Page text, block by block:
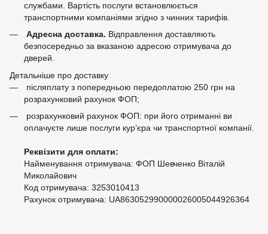
службами. Вартість послуги встановлюється
транспортними компаніями згідно з чинних тарифів.
Адресна доставка. Відправлення доставляють
безпосередньо за вказаною адресою отримувача до
дверей.
Детальніше про доставку
післяплату з попередньою передоплатою 250 грн на
розрахунковий рахунок ФОП;
розрахунковий рахунок ФОП: при його отриманні ви
оплачуєте лише послуги кур’єра чи транспортної компанії.
Реквізити для оплати:
Найменування отримувача: ФОП Шевченко Віталій
Миколайович
Код отримувача: 3253010413
Рахунок отримувача: UA863052990000026005044926364